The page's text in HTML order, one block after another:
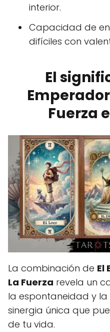
interior.
Capacidad de
difíciles con
El
Fuerza
La combinación de El
La Fuerza revela un
la espontaneidad y la
sinergia única que
de tu vida.